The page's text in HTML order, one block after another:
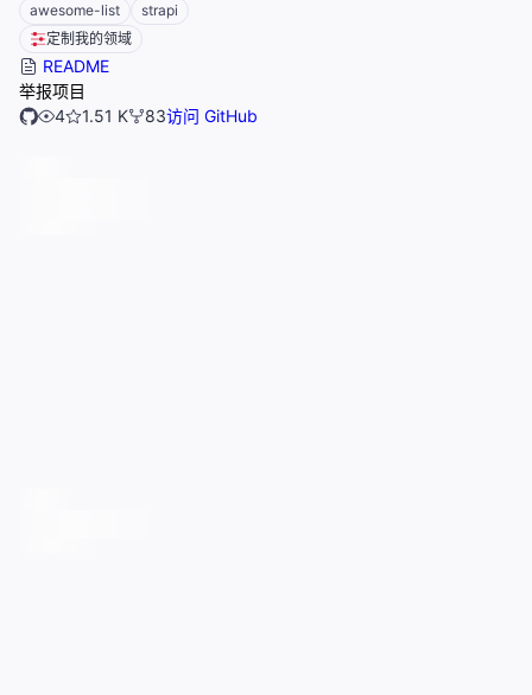
awesome-list
strapi
定制我的领域
README
举报项目
4
1.51 K 83访问 GitHub